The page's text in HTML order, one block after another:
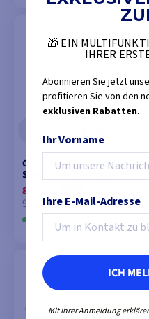
Glas-/Tassen-/Dosenhalter
Swing-Out 1/2 Plätze
8,83 €
9,81 €
TAGEN AUF LAGER
MODELLE ANSEHEN
🎁 EIN
IHRER
Abonnieren Sie jetzt
profitieren Sie von den
exklusiven Rabatten.
Ihr Vorname
Ihre E-Mail-Adresse
ICH
Mit Ihrer Anmeldung